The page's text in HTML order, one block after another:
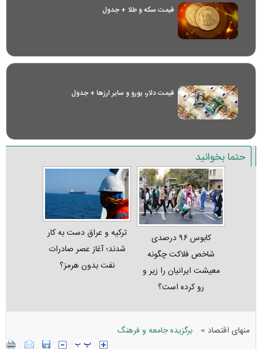
قیمت سکه و طلا + جدول
قیمت دلار، یورو و سایر ارز‌ها + جدول
حتما بخوانید
کابوس ۹۶ درصدی
شاخص فلاکت چگونه
معیشت ایرانیان را زیر و
رو کرده است؟
ترکیه و عراق دست به کار
شدند؛ آغاز عصر صادرات
نفت بدون هرمز؟
منهای اقتصاد » برگزیده جامعه و فرهنگ